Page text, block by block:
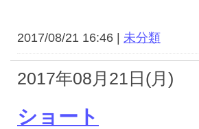
2017/08/21 16:46 | 未分類
2017年08月21日(月)
ショート